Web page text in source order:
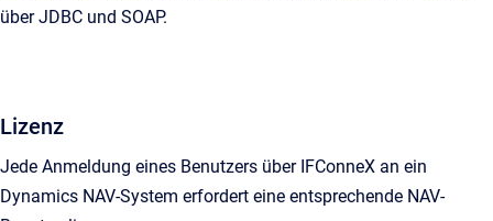
über JDBC und SOAP.
Lizenz
Jede Anmeldung eines Benutzers über IFConneX an ein
Dynamics NAV-System erfordert eine entsprechende NAV-